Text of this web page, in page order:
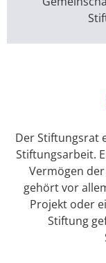
Der Stiftungsrat
Stiftungsarbeit.
Vermögen
gehört vor
Projekt oder
Stiftung